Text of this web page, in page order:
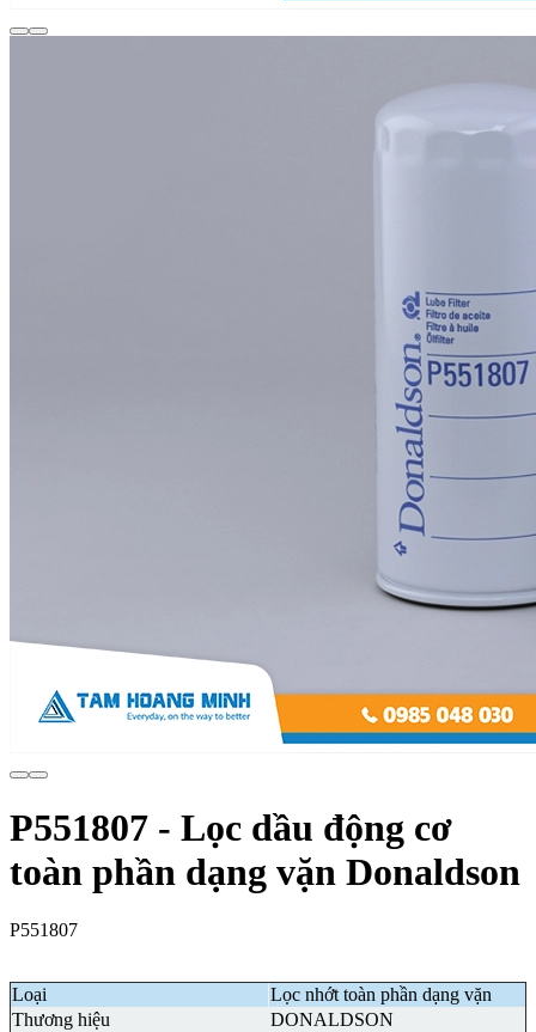
P551807 - Lọc dầu động cơ
toàn phần dạng vặn Donaldson
P551807
Loại
Lọc nhớt toàn phần dạng vặn
Thương hiệu
DONALDSON